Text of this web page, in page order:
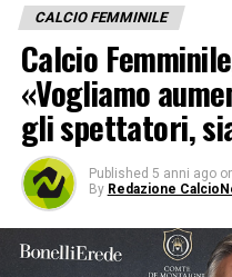
CALCIO FEMMINILE
Calcio
«Vogliamo
gli spettatori,
Published 5 anni ago
By Redazione